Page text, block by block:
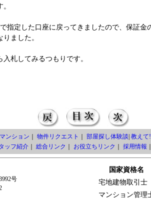
指定した口座に戻ってきましたので、保証金
ました。
札してみるつもりです。
ンション 物件リクエスト 部屋探し体験談 教えて
ッフ紹介｜ 総合リンク お役立ちリンク 採用情報
号
国家資格名
宅地建物取引士
マンション管理